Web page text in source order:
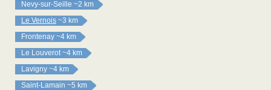
Nevy-sur-Seille ~2 km
Le Vernois ~3 km
Frontenay ~4 km
Le Louverot ~4 km
Lavigny ~4 km
Saint-Lamain ~5 km